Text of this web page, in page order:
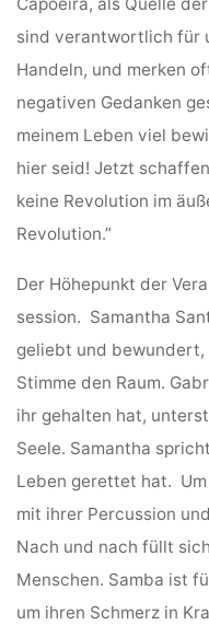
Capoeira, als Quelle
sind verantwortlich für
Handeln, und merken
negativen Gedanken
meinem Leben viel
hier seid! Jetzt
keine Revolution im
Revolution.”
Der Höhepunkt der
session. Samantha
geliebt und
Stimme den Raum.
ihr gehalten hat,
Seele. Samantha
Leben gerettet hat.
mit ihrer Percussion
Nach und nach füllt
Menschen. Samba ist
um ihren Schmerz in